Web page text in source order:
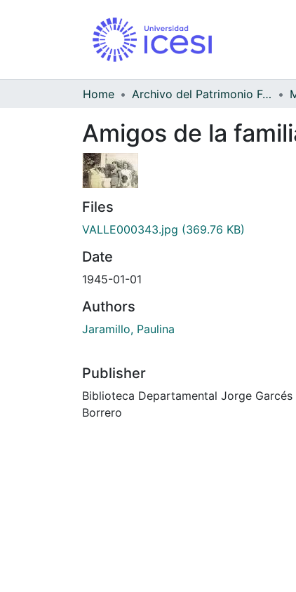
Home Archivo del Patrimonio Fotográfico y Fílmico del Valle del Cauca
Amigos de la
Files
VALLE000343.jpg (369.76 KB)
Date
1945-01-01
Authors
Jaramillo, Paulina
Publisher
Biblioteca Departamental Jorge Garcés
Borrero